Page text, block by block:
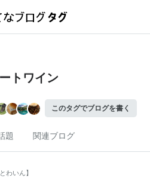
トワイン
このタグでブログを書く
題 関連ブログ
わいん】